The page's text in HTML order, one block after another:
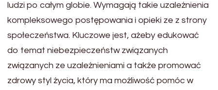
ludzi po całym globie. Wymagają takie uzależnienia
kompleksowego postępowania i opieki ze z strony
społeczeństwa. Kluczowe jest, ażeby edukować
do temat niebezpieczeństw związanych
związanych ze uzależnieniami a także promować
zdrowy styl życia, który ma możliwość pomóc w